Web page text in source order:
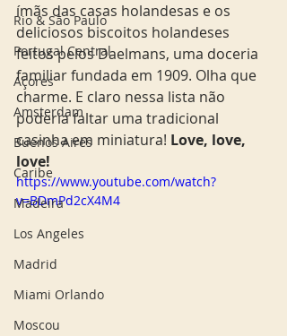
Rio & São Paulo
Portugal Central
Açores
Amsterdam
Buenos Aires
Caribe
Madeira
Los Angeles
Madrid
Miami Orlando
Moscou
ímãs das casas holandesas e os
deliciosos biscoitos holandeses
feitos pelos Daelmans, uma doceria
familiar fundada em 1909. Olha que
charme. E claro nessa lista não
poderia faltar uma tradicional
casinha em miniatura! Love, love,
love!
https://www.youtube.com/watch?
v=BDmPd2cX4M4